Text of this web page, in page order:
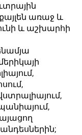
առաջ և
և աշխարհի